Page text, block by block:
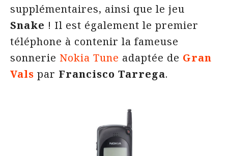
supplémentaires, ainsi que le jeu
Snake ! Il est également le premier
téléphone à contenir la fameuse
sonnerie Nokia Tune adaptée de Gran
Vals par Francisco Tarrega.